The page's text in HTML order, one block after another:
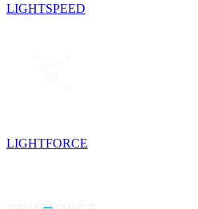
LIGHTSPEED
LIGHTFORCE